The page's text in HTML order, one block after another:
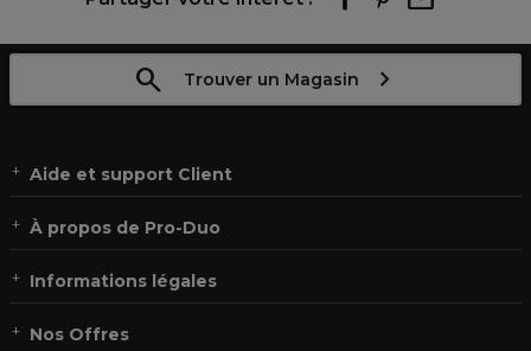
Trouver un Magasin
Aide et support Client
À propos de Pro-Duo
Informations légales
Nos Offres